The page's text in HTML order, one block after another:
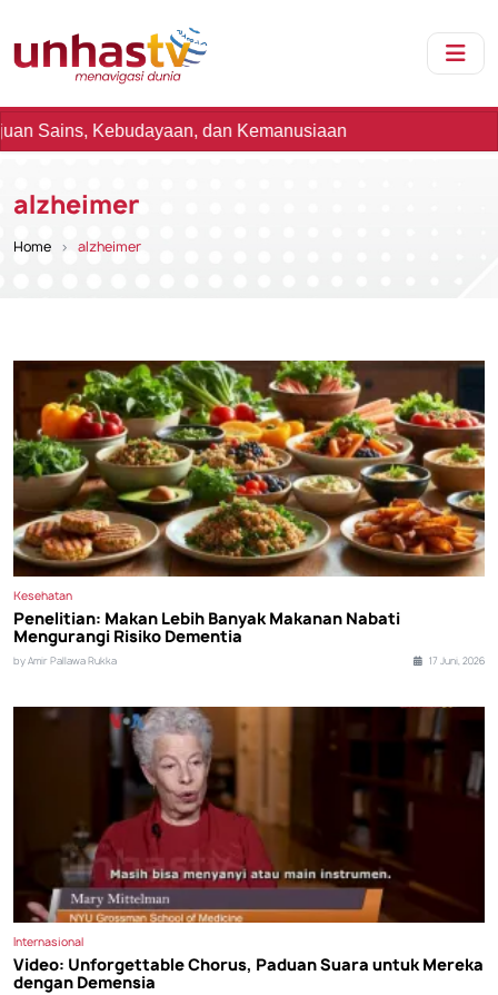
Kebudayaan, dan Kemanusiaan
alzheimer
Home alzheimer
Kesehatan
Penelitian: Makan Lebih Banyak Makanan Nabati
Mengurangi Risiko Dementia
by Amir Pallawa Rukka 17 Juni, 2026
Internasional
Video: Unforgettable Chorus, Paduan Suara untuk Mereka
dengan Demensia